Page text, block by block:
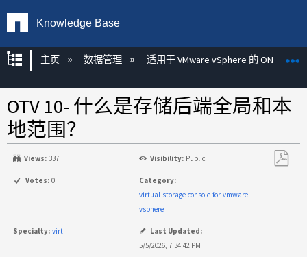
Knowledge Base
扩展/隐缩全局层次
主页 数据管理 适用于 VMware vSphere 的 ONTAP 工
OTV 10- 什么是存储后端全局和本
地范围？
Views: 337 Visibility: Public
Votes: 0
Category:
virtual-storage-console-for-vmware-
vsphere
Specialty: virt
Last Updated:
5/5/2026, 7:34:42 PM